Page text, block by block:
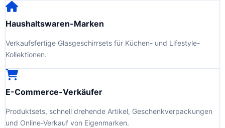
Haushaltswaren-Marken
Verkaufsfertige Glasgeschirrsets für Küchen- und Lifestyle-
Kollektionen.
E-Commerce-Verkäufer
Produktsets, schnell drehende Artikel, Geschenkverpackungen
und Online-Verkauf von Eigenmarken.